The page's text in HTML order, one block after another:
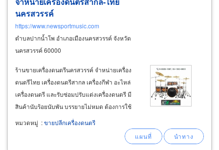
นครสวรรค์
https://www.newsportmusic.com
ตำบลปากน้ำโพ อำเภอเมืองนครสวรรค์ จังหวัด
นครสวรรค์ 60000
ร้านขายเครื่องดนตรีนครสวรรค์ จำหน่ายเครื่อง
ดนตรีไทย เครื่องดนตรีสากล เครื่องกีฬา อะไหล่
เครื่องดนตรี และรับซ่อมปรับแต่งเครื่องดนตรี มี
สินค้านับร้อยนับพัน บรรยายไม่หมด ต้องการใช้
อะไรโทรถามได้ 056-221-567, 081-563-6600 ​​​
หมวดหมู่ :ขายปลีกเครื่องดนตรี